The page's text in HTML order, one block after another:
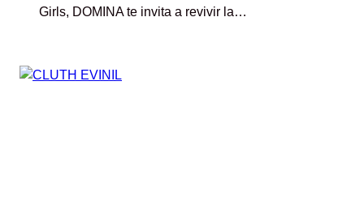
Girls, DOMINA te invita a revivir la…